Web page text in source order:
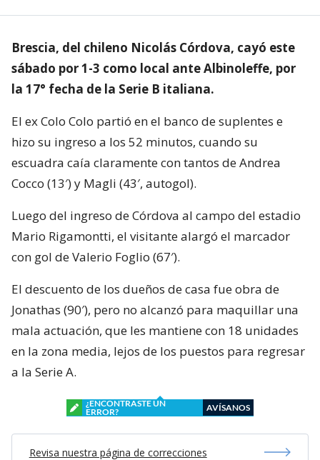
Brescia, del chileno Nicolás Córdova, cayó este
sábado por 1-3 como local ante Albinoleffe, por
la 17° fecha de la Serie B italiana.
El ex Colo Colo partió en el banco de suplentes e
hizo su ingreso a los 52 minutos, cuando su
escuadra caía claramente con tantos de Andrea
Cocco (13′) y Magli (43′, autogol).
Luego del ingreso de Córdova al campo del estadio
Mario Rigamontti, el visitante alargó el marcador
con gol de Valerio Foglio (67′).
El descuento de los dueños de casa fue obra de
Jonathas (90′), pero no alcanzó para maquillar una
mala actuación, que les mantiene con 18 unidades
en la zona media, lejos de los puestos para regresar
a la Serie A.
¿ENCONTRASTE UN
ERROR?
AVÍSANOS
Revisa nuestra página de correcciones